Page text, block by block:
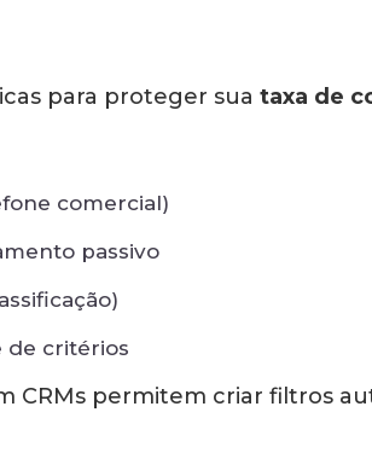
para proteger sua taxa de
comercial)
passivo
de critérios
CRMs permitem criar filtros